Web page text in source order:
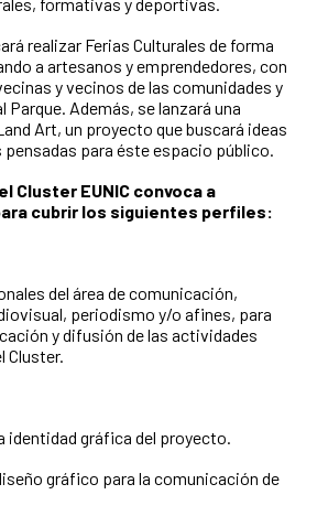
realizar Ferias Culturales de forma
a artesanos y emprendedores, con
y vecinos de las comunidades y
Parque. Además, se lanzará una
Art, un proyecto que buscará ideas
para éste espacio público.
Cluster EUNIC convoca a
cubrir los siguientes perfiles:
del área de comunicación,
periodismo y/o afines, para
y difusión de las actividades
Cluster.
identidad gráfica del proyecto.
gráfico para la comunicación de